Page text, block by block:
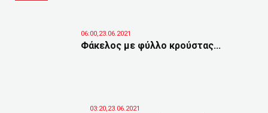
06:00,23.06.2021
Φάκελος με φύλλο κρούστας...
03:20,23.06.2021